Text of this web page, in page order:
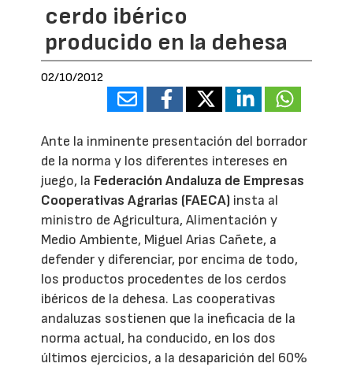
cerdo ibérico
producido en la dehesa
02/10/2012
Ante la inminente presentación del borrador
de la norma y los diferentes intereses en
juego, la Federación Andaluza de Empresas
Cooperativas Agrarias (FAECA) insta al
ministro de Agricultura, Alimentación y
Medio Ambiente, Miguel Arias Cañete, a
defender y diferenciar, por encima de todo,
los productos procedentes de los cerdos
ibéricos de la dehesa. Las cooperativas
andaluzas sostienen que la ineficacia de la
norma actual, ha conducido, en los dos
últimos ejercicios, a la desaparición del 60%